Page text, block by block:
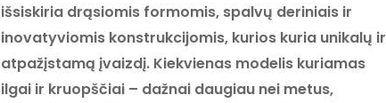
išsiskiria drąsiomis formomis, spalvų deriniais ir
inovatyviomis konstrukcijomis, kurios kuria unikalų ir
atpažįstamą įvaizdį. Kiekvienas modelis kuriamas
ilgai ir kruopščiai – dažnai daugiau nei metus,